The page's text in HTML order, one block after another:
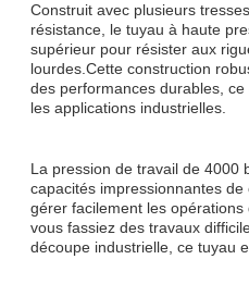
Construit avec plusieurs
résistance, le tuyau à haute
supérieur pour résister aux
lourdes.Cette construction
des performances durables,
les applications industrielles.
La pression de travail de 4000
capacités impressionnantes
gérer facilement les
vous fassiez des travaux
découpe industrielle, ce tuyau